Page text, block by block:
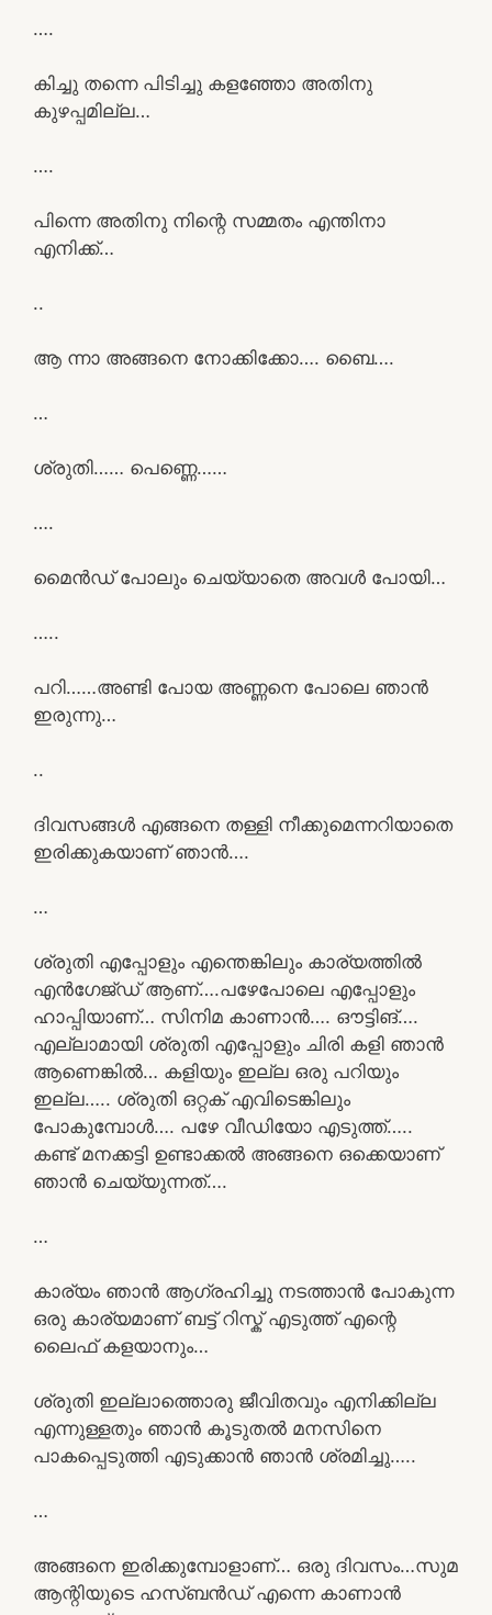
….
കിച്ചു തന്നെ പിടിച്ചു കളഞ്ഞോ അതിനു
കുഴപ്പമില്ല…
….
പിന്നെ അതിനു നിന്റെ സമ്മതം എന്തിനാ
എനിക്ക്…
..
ആ ന്നാ അങ്ങനെ നോക്കിക്കോ…. ബൈ….
…
ശ്രുതി…… പെണ്ണെ……
….
മൈൻഡ് പോലും ചെയ്യാതെ അവൾ പോയി…
…..
പറി……അണ്ടി പോയ അണ്ണനെ പോലെ ഞാൻ
ഇരുന്നു…
..
ദിവസങ്ങൾ എങ്ങനെ തള്ളി നീക്കുമെന്നറിയാതെ
ഇരിക്കുകയാണ് ഞാൻ….
…
ശ്രുതി എപ്പോളും എന്തെങ്കിലും കാര്യത്തിൽ
എൻഗേജ്ഡ് ആണ്….പഴേപോലെ എപ്പോളും
ഹാപ്പിയാണ്… സിനിമ കാണാൻ…. ഔട്ടിങ്….
എല്ലാമായി ശ്രുതി എപ്പോളും ചിരി കളി ഞാൻ
ആണെങ്കിൽ… കളിയും ഇല്ല ഒരു പറിയും
ഇല്ല….. ശ്രുതി ഒറ്റക് എവിടെങ്കിലും
പോകുമ്പോൾ…. പഴേ വീഡിയോ എടുത്ത്…..
കണ്ട് മനക്കട്ടി ഉണ്ടാക്കൽ അങ്ങനെ ഒക്കെയാണ്
ഞാൻ ചെയ്യുന്നത്….
…
കാര്യം ഞാൻ ആഗ്രഹിച്ചു നടത്താൻ പോകുന്ന
ഒരു കാര്യമാണ് ബട്ട്‌ റിസ്ക് എടുത്ത് എന്റെ
ലൈഫ് കളയാനും…
ശ്രുതി ഇല്ലാത്തൊരു ജീവിതവും എനിക്കില്ല
എന്നുള്ളതും ഞാൻ കൂടുതൽ മനസിനെ
പാകപ്പെടുത്തി എടുക്കാൻ ഞാൻ ശ്രമിച്ചു…..
…
അങ്ങനെ ഇരിക്കുമ്പോളാണ്… ഒരു ദിവസം…സുമ
ആന്റിയുടെ ഹസ്ബൻഡ് എന്നെ കാണാൻ